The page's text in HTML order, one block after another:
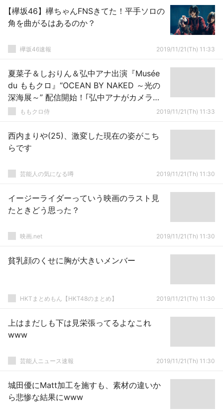
【欅坂46】欅ちゃんFNSきてた！平手ソロの
角を曲がるはあるのか？
欅坂46速報 2019/11/21(Th) 11:33
夏菜子＆しおりん＆弘中アナ出演『Musée
du ももクロ』“OCEAN BY NAKED ～光の
深海展～” 配信開始！｢弘中アナがカメラマ
ンとして2人を撮りまくる!」
ももクロ侍 2019/11/21(Th) 11:33
西内まりや(25)、激変した現在の姿がこち
らです
芸能人の気になる噂 2019/11/21(Th) 11:30
イージーライダーっていう映画のラスト見
たときどう思った？
映画.net 2019/11/21(Th) 11:30
貧乳顔のくせに胸が大きいメンバー
HKTまとめもん【HKT48のまとめ】 2019/11/21(Th) 11:30
上はまだしも下は見栄張ってるよなこれ
www
芸能人ニュース速報 2019/11/21(Th) 11:30
城田優にMatt加工を施すも、素材の違いか
ら悲惨な結果にwww